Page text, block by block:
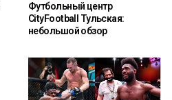
Футбольный центр
CityFootball Тульская:
небольшой обзор